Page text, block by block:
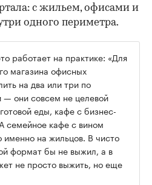
с жильем, офисами и
одного периметра.
работает на практике: «Для
магазина офисных
на два или три по
они совсем не целевой
еды, кафе с бизнес-
семейное кафе с вином
на жильцов. В чисто
формат бы не выжил, а в
не просто выжить, но еще